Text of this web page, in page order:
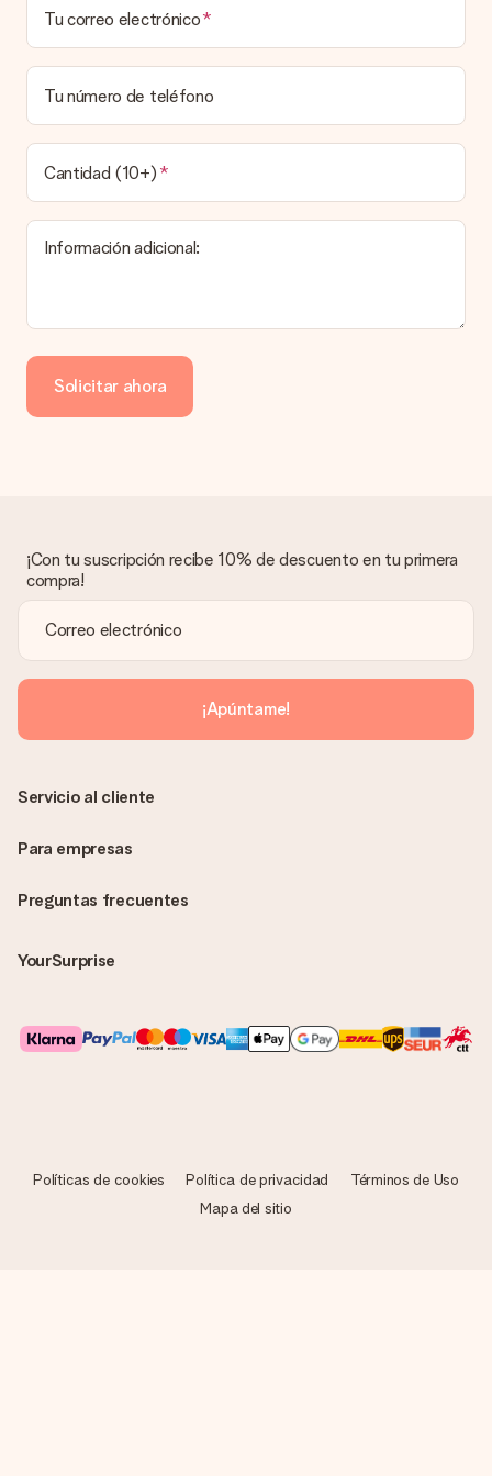
Elegir la fecha exacta de entrega no es posible. Una vez
personalizado y completado tu pedido, recibirás una
confirmación con las fechas estimadas de entrega. Una vez
que el pedido haya sido enviado, será la empresa de
transportes la encargada de entregar el regalo.
¿Cuál es el tiempo de entrega y cuándo recibo mi
obsequio?
El tiempo de entrega se puede encontrar en la página del
producto del regalo.
¿Cómo puedo pagar mi pedido?
de crédito o transferencia bancaria. En caso de elegir
transferencia bancaria, ten en cuenta 3 días adicionales para la
entrega de tu regalo.
asunto contigo. Ponte en contacto con nuestro equipo de
atención al cliente por teléfono, correo electrónico o chat y
buscaremos una solución adecuada para ti.
¿Se envía la factura junto con el pedido?
La factura y cualquier otra información relativa a tu regalo se
enviará únicamente por correo electrónico. El regalo se enviará
sin ninguna información adicional Así, evitaremos que la
persona que recibe el regalo la vea. ¡No le enviaremos nada
más que su increíble regalo! ¿Quieres que sepa quién se lo
Tu correo electrónico
Tu número de teléfono
Cantidad (10+)
Información adicional:
Solicitar ahora
¡Con tu suscripción recibe 10% de descuento en tu primera
compra!
¡Apúntame!
Preguntas frecuentes
YourSurprise
Servicio al cliente
Para empresas
Políticas de cookies Política de privacidad
Términos de Uso
Mapa del sitio